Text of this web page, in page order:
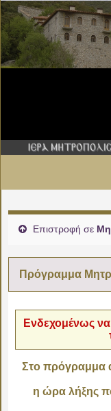
Επιστροφή σε
Πρόγραμμα
Ενδεχομένως
Στο πρόγραμμα
η ώρα λήξης